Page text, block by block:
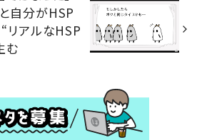
自分がHSP
リアルなHSP
む